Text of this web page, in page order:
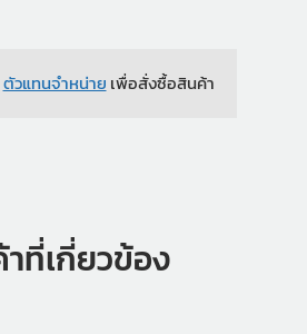
ตัวแทนจำหน่าย เพื่อสั่งซื้อสินค้า
ที่เกี่ยวข้อง